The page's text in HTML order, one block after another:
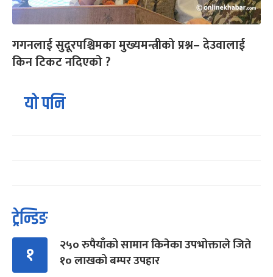
गगनलाई सुदूरपश्चिमका मुख्यमन्त्रीको प्रश्न– देउवालाई
किन टिकट नदिएको ?
यो पनि
ट्रेन्डिङ
१
२५० रुपैयाँको सामान किनेका उपभोक्ताले जिते
१० लाखको बम्पर उपहार